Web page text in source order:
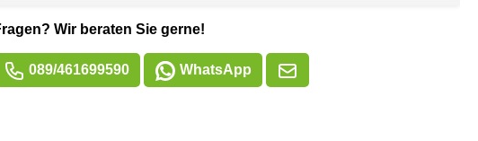
Wir beraten Sie gerne!
089/461699590 WhatsApp